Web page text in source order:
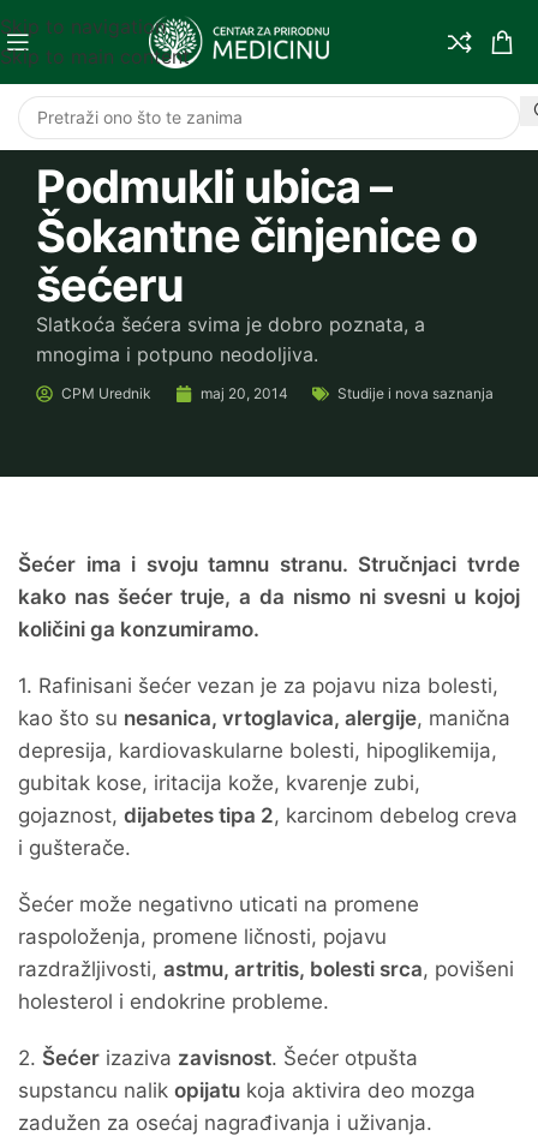
Skip to navigation
Skip to main content
Podmukli ubica –
Šokantne činjenice o
šećeru
Slatkoća šećera svima je dobro poznata, a
mnogima i potpuno neodoljiva.
CPM Urednik maj 20, 2014 Studije i nova saznanja
Šećer ima i svoju tamnu stranu. Stručnjaci tvrde
kako nas šećer truje, a da nismo ni svesni u kojoj
količini ga konzumiramo.
1. Rafinisani šećer vezan je za pojavu niza bolesti,
kao što su nesanica, vrtoglavica, alergije, manična
depresija, kardiovaskularne bolesti, hipoglikemija,
gubitak kose, iritacija kože, kvarenje zubi,
gojaznost, dijabetes tipa 2, karcinom debelog creva
i gušterače.
Šećer može negativno uticati na promene
raspoloženja, promene ličnosti, pojavu
razdražljivosti, astmu, artritis, bolesti srca, povišeni
holesterol i endokrine probleme.
2. Šećer izaziva zavisnost. Šećer otpušta
supstancu nalik opijatu koja aktivira deo mozga
zadužen za osećaj nagrađivanja i uživanja.